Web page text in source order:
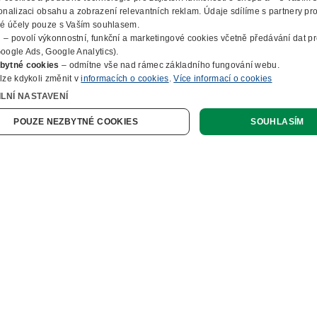
NAKUPOVÁNÍ
obsahu a zobrazení relevantních reklam. Údaje sdílíme s partnery
účely pouze s Vaším souhlasem.
– povolí výkonnostní, funkční a marketingové cookies včetně předávání dat
Ads, Google Analytics).
cookies – odmítne vše nad rámec základního fungování webu.
kdykoli změnit vinformacích o cookies. Více informací o cookies
NASTAVENÍ
SOUHLASÍM
POUZE NEZBYTNÉ COOKIES